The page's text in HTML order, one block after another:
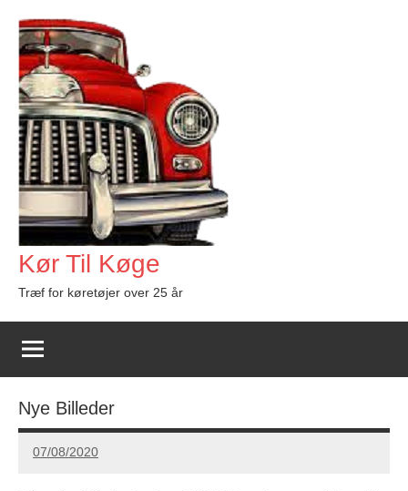
indhold
Kør Til Køge
Træf for køretøjer over 25 år
Nye Billeder
07/08/2020
Carsten